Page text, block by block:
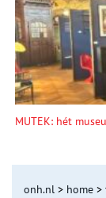
MUTEK: hét
onh.nl > home >